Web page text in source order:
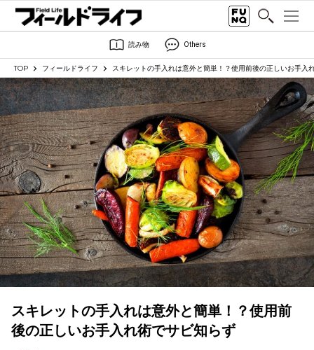
読み物 Others
TOP フィールドライフ スキレットの手入れは意外と簡単！？使用前後の正しいお手入
スキレットの手入れは意外と簡単！？使用前
後の正しいお手入れ術でサビ知らず